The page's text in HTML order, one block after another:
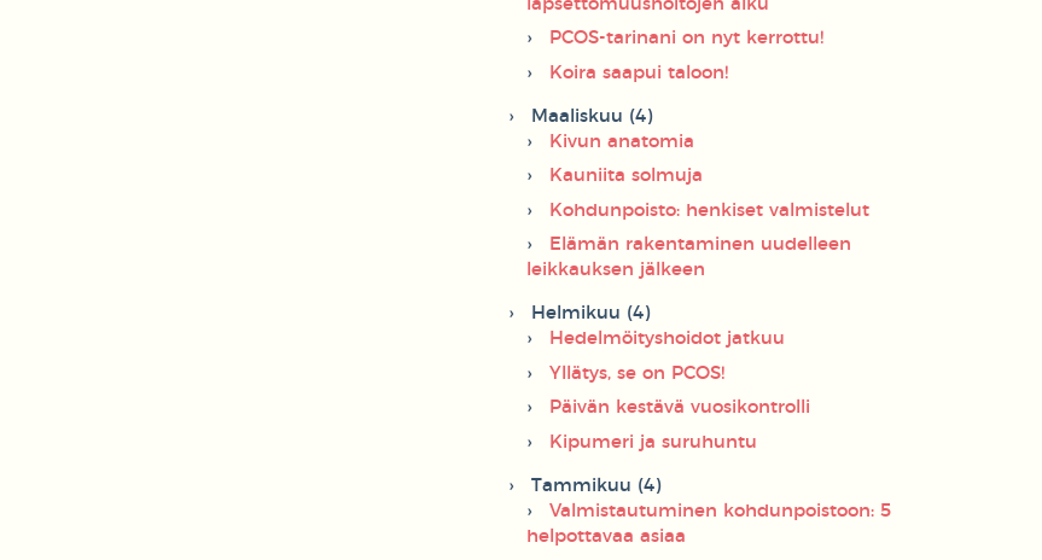
lapsettomuushoitojen alku
PCOS-tarinani on nyt kerrottu!
Koira saapui taloon!
Maaliskuu (4)
Kivun anatomia
Kauniita solmuja
Kohdunpoisto: henkiset valmistelut
Elämän rakentaminen uudelleen
leikkauksen jälkeen
Helmikuu (4)
Hedelmöityshoidot jatkuu
Yllätys, se on PCOS!
Päivän kestävä vuosikontrolli
Kipumeri ja suruhuntu
Tammikuu (4)
Valmistautuminen kohdunpoistoon: 5
helpottavaa asiaa